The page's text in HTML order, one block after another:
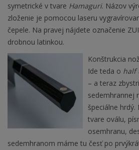
symetrické v tvare Hamaguri. Názov
zloženie je pomocou laseru
čepele. Na pravej nájdete označenie
drobnou latinkou.
Konštrukcia
Ide teda o half
– a teraz
sedemhrannej
špeciálne
tvare oválu,
osemhranu,
sedemhranom máme tu česť po